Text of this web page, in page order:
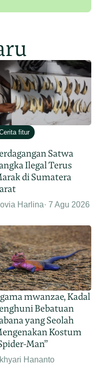
fitur
Satwa
Ilegal Terus
di Sumatera
Harlina 7 Agu 2026
mwanzae, Kadal
Bebatuan
yang Seolah
Kostum
Man”
Hananto